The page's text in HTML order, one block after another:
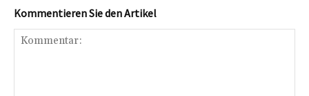
Kommentieren Sie den Artikel